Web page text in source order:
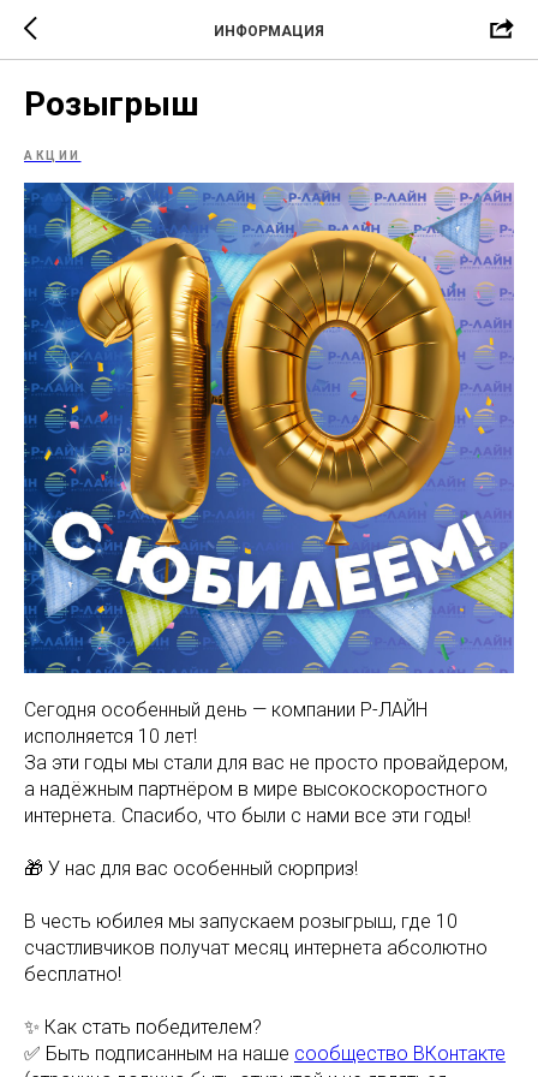
ИНФОРМАЦИЯ
Розыгрыш
АКЦИИ
Сегодня особенный день — компании Р-ЛАЙН
исполняется 10 лет!
За эти годы мы стали для вас не просто провайдером,
а надёжным партнёром в мире высокоскоростного
интернета. Спасибо, что были с нами все эти годы!
🎁 У нас для вас особенный сюрприз!
В честь юбилея мы запускаем розыгрыш, где 10
счастливчиков получат месяц интернета абсолютно
бесплатно!
✨ Как стать победителем?
✅ Быть подписанным на наше сообщество ВКонтакте